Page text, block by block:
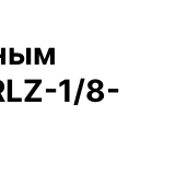
1/8-